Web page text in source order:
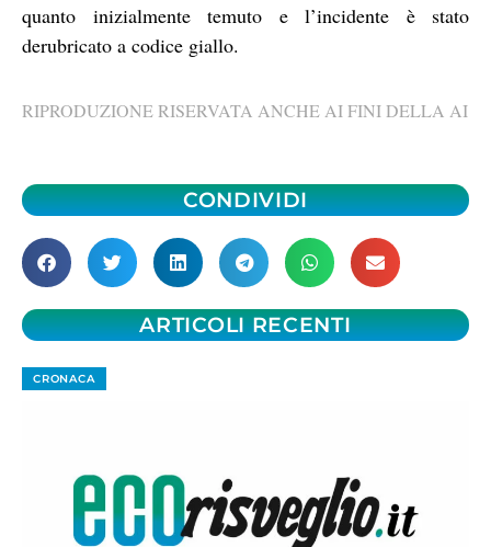
quanto inizialmente temuto e l’incidente è stato
derubricato a codice giallo.
RIPRODUZIONE RISERVATA ANCHE AI FINI DELLA AI
CONDIVIDI
ARTICOLI RECENTI
CRONACA